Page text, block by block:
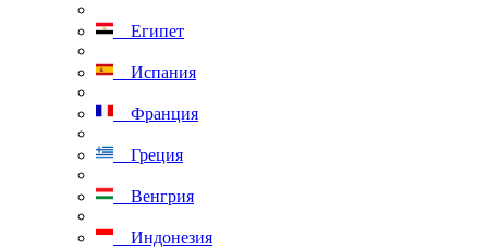
Египет
Испания
Франция
Греция
Венгрия
Индонезия